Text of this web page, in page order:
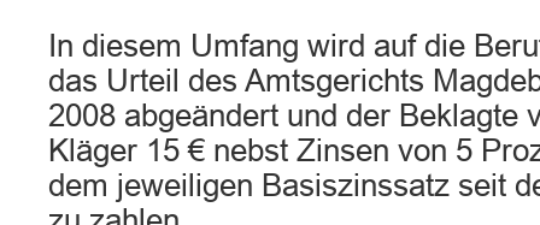
In diesem Umfang wird auf die
das Urteil des Amtsgerichts
2008 abgeändert und der Beklagte
Kläger 15 € nebst Zinsen von 5
dem jeweiligen Basiszinssatz seit